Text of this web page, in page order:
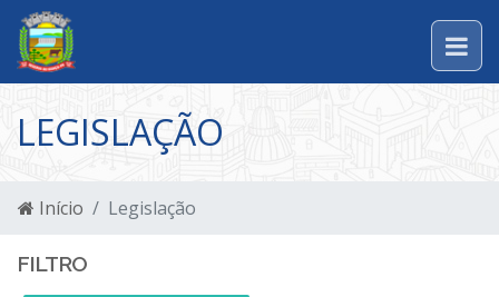
LEGISLAÇÃO
Início Legislação
FILTRO